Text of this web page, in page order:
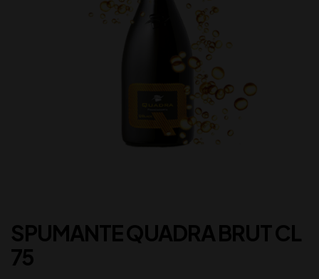
SPUMANTE QUADRA BRUT CL
75